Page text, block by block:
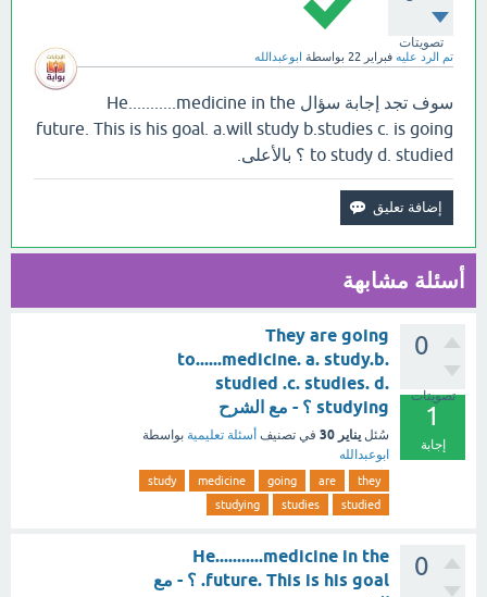
تصويتات
تم الرد عليه فبراير 22 بواسطة ابوعبدالله
سوف تجد إجابة سؤال He...........medicine in the
future. This is his goal. a.will study b.studies c. is going
to study d. studied ؟ بالأعلى.
أسئلة مشابهة
0
تصويتات
1
إجابة
They are going
to......medicine. a. study.b.
studied .c. studies. d.
studying ؟ - مع الشرح
سُئل يناير 30 في تصنيف أسئلة تعليمية بواسطة
ابوعبدالله
they
are
going
medicine
study
studied
studies
studying
0
He...........medicine in the
future. This is his goal. ؟ - مع